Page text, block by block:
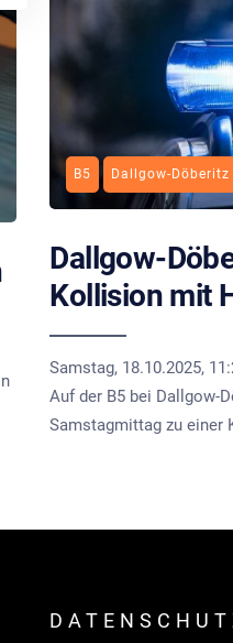
B5 Dallgow-Döberitz
Dallgow-
Kollision mit
Samstag, 18.10.2025,
Auf der B5 bei Dallgow-
Samstagmittag zu einer